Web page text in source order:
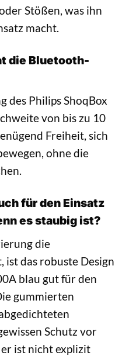
Stößen, was ihn
macht.
die Bluetooth-
des Philips ShoqBox
von bis zu 10
Freiheit, sich
ohne die
für den Einsatz
es staubig ist?
die
das robuste Design
blau gut für den
gummierten
Schutz vor
ist nicht explizit